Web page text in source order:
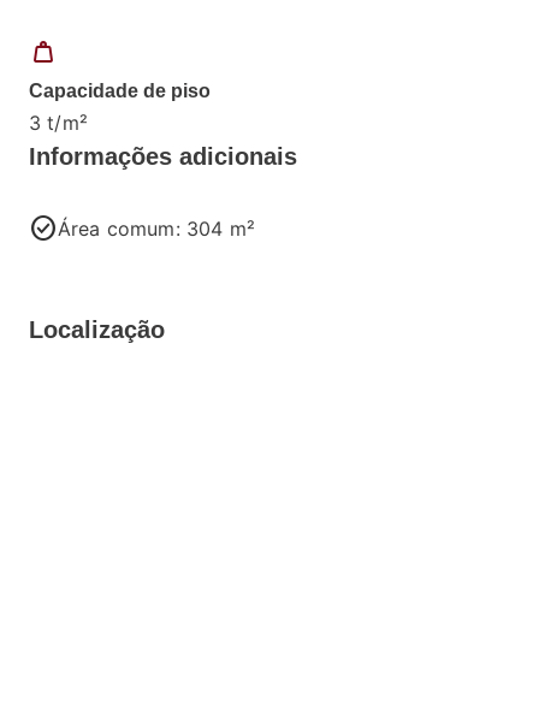
weight
Capacidade de piso
3 t/m²
Informações adicionais
check_circleÁrea comum: 304 m²
Localização